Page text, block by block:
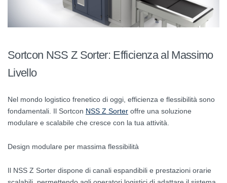
Sortcon NSS Z Sorter: Efficienza al Massimo
Livello
Nel mondo logistico frenetico di oggi, efficienza e flessibilità sono
fondamentali. Il Sortcon NSS Z Sorter offre una soluzione
modulare e scalabile che cresce con la tua attività.
Design modulare per massima flessibilità
Il NSS Z Sorter dispone di canali espandibili e prestazioni orarie